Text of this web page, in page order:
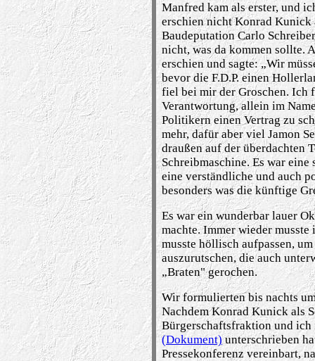
Manfred kam als erster, und
erschien nicht Konrad Kunick
Baudeputation Carlo
nicht, was da kommen sollte.
erschien und sagte:„Wir mü
bevor die F.D.P. einen
fiel bei mir der Groschen. Ich f
Verantwortung, allein im
Politikern einen Vertrag zu
mehr, dafür aber viel Jamon
draußen auf derüber­dachten
Schreibmaschine. Es war
eine verständliche und auch
besonders was die künftige
Es war ein wunderbar lauer
machte. Immer wieder musste
musste höllisch aufpassen,
auszurutschen, die auch
„Braten" gerochen.
Wir formulierten bis nachts
Nachdem Konrad Kunick als
Bürgerschaftsfraktion und ich
(Dokument)unterschrieben
Pressekonferenz vereinbart,